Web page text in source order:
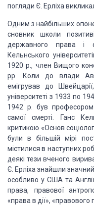
погляди Є. Ерліха
Одним з найбільших
сновник школи
державного права і
Кельнського
1920 р., член Вищого
рр. Коли до влади
емігрував до
університеті з 1933 по
1942 р. був професором
самої смерті. Ганс
критикою «Основ
були в більшій мірі
містилися в наступних
деякі тези вченого
Є. Ерліха знайшли
особливо у США та
права, правової
«права в дії», «пра­вового